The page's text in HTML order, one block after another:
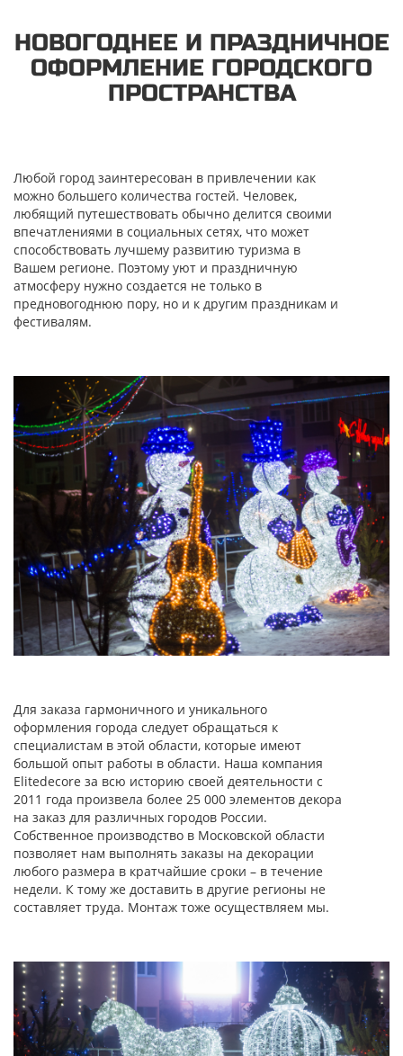
НОВОГОДНЕЕ И ПРАЗДНИЧНОЕ
ОФОРМЛЕНИЕ ГОРОДСКОГО
ПРОСТРАНСТВА
Любой город заинтересован в привлечении как
можно большего количества гостей. Человек,
любящий путешествовать обычно делится своими
впечатлениями в социальных сетях, что может
способствовать лучшему развитию туризма в
Вашем регионе. Поэтому уют и праздничную
атмосферу нужно создается не только в
предновогоднюю пору, но и к другим праздникам и
фестивалям.
Для заказа гармоничного и уникального
оформления города следует обращаться к
специалистам в этой области, которые имеют
большой опыт работы в области. Наша компания
Elitedecore за всю историю своей деятельности с
2011 года произвела более 25 000 элементов декора
на заказ для различных городов России.
Собственное производство в Московской области
позволяет нам выполнять заказы на декорации
любого размера в кратчайшие сроки – в течение
недели. К тому же доставить в другие регионы не
составляет труда. Монтаж тоже осуществляем мы.